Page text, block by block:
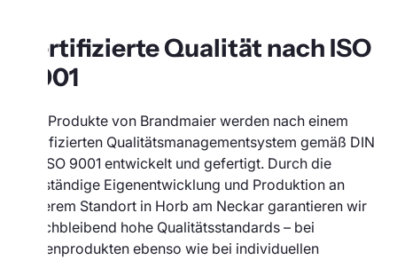
Zertifizierte Qualität nach ISO
9001
Alle Produkte von Brandmaier werden nach einem
zertifizierten Qualitätsmanagementsystem gemäß DIN
EN ISO 9001 entwickelt und gefertigt. Durch die
vollständige Eigenentwicklung und Produktion an
unserem Standort in Horb am Neckar garantieren wir
gleichbleibend hohe Qualitätsstandards – bei
Serienprodukten ebenso wie bei individuellen